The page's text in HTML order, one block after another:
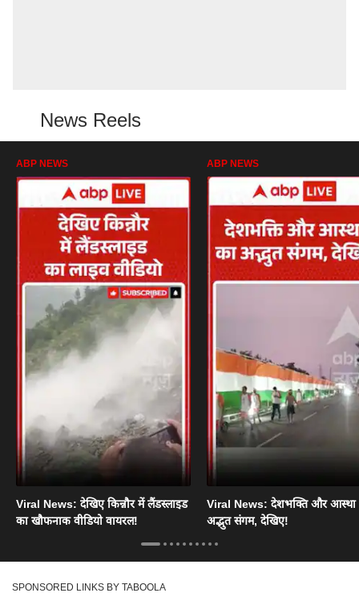
News Reels
ABP NEWS
Viral News: देखिए किन्नौर में लैंडस्लाइड
का खौफनाक वीडियो वायरल!
ABP NEWS
Viral News: देशभक्ति और आस्था
अद्भुत संगम, देखिए!
SPONSORED LINKS BY TABOOLA